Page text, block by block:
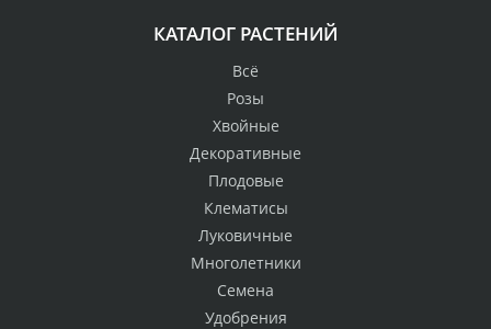
КАТАЛОГ РАСТЕНИЙ
Всё
Розы
Хвойные
Декоративные
Плодовые
Клематисы
Луковичные
Многолетники
Семена
Удобрения